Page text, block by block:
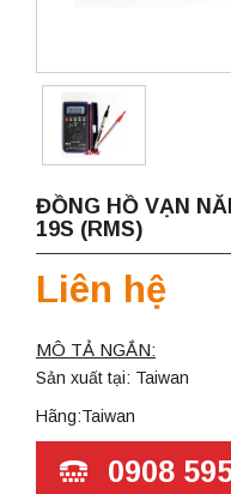
ĐỒNG HỒ VẠN
19S (RMS)
Liên hệ
MÔ TẢ NGẮN:
Sản xuất tại: Taiwan
Hãng:Taiwan
0908